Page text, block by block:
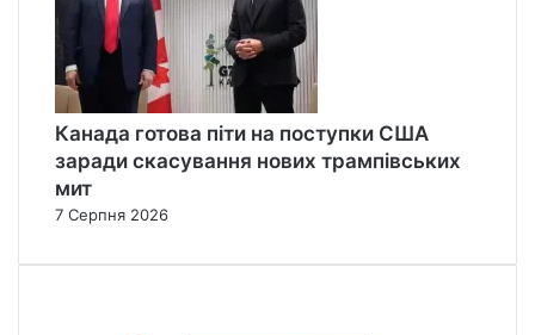
Канада готова піти на поступки США
заради скасування нових трампівських
мит
7 Серпня 2026